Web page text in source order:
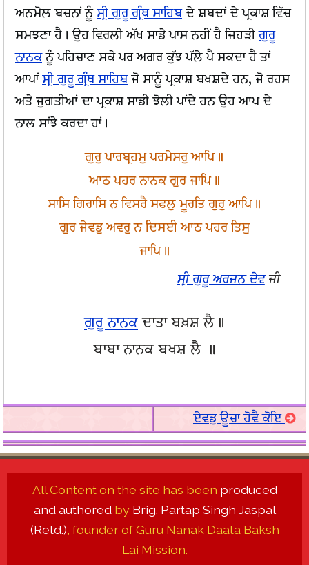
ਅਨਮੋਲ ਬਚਨਾਂ ਨੂੰ ਸ੍ਰੀ ਗੁਰੂ ਗ੍ਰੰਥ ਸਾਹਿਬਦੇ ਸ਼ਬਦਾਂ ਦੇ ਪ੍ਰਕਾਸ਼ ਵਿੱਚ
ਸਮਝਣਾ ਹੈ। ਉਹ ਵਿਰਲੀ ਅੱਖ ਸਾਡੇ ਪਾਸ ਨਹੀਂ ਹੈ ਜਿਹੜੀਗੁਰੂ
ਨਾਨਕਨੂੰ ਪਹਿਚਾਣ ਸਕੇ ਪਰ ਅਗਰ ਕੁੱਝ ਪੱਲੇ ਪੈ ਸਕਦਾ ਹੈ ਤਾਂ
ਆਪਾਂ ਸ੍ਰੀ ਗੁਰੂ ਗ੍ਰੰਥ ਸਾਹਿਬਜੋ ਸਾਨੂੰ ਪ੍ਰਕਾਸ਼ ਬਖਸ਼ਦੇ ਹਨ, ਜੋ ਰਹਸ
ਅਤੇ ਜੁਗਤੀਆਂ ਦਾ ਪ੍ਰਕਾਸ਼ ਸਾਡੀ ਝੋਲੀ ਪਾਂਦੇ ਹਨ ਉਹ ਆਪ ਦੇ
ਨਾਲ ਸਾਂਝੇ ਕਰਦਾ ਹਾਂ।
ਗੁਰੁ ਪਾਰਬ੍ਰਹਮੁ ਪਰਮੇਸਰੁ ਆਪਿ॥
ਆਠ ਪਹਰ ਨਾਨਕ ਗੁਰ ਜਾਪਿ॥
ਸਾਸਿ ਗਿਰਾਸਿ ਨ ਵਿਸਰੈ ਸਫਲੁ ਮੂਰਤਿ ਗੁਰੁ ਆਪਿ॥
ਗੁਰ ਜੇਵਡੁ ਅਵਰੁ ਨ ਦਿਸਈ ਆਠ ਪਹਰ ਤਿਸੁ
ਜਾਪਿ॥
ਸ੍ਰੀ ਗੁਰੂ ਅਰਜਨ ਦੇਵਜੀ
ਗੁਰੂ ਨਾਨਕ ਦਾਤਾ ਬਖ਼ਸ਼ ਲੈ॥
ਬਾਬਾ ਨਾਨਕ ਬਖਸ਼ ਲੈ ॥
ਏਵਡੁ ਊਚਾ ਹੋਵੈ ਕੋਇ
All Content on the site has been produced
and authored by Brig. Partap Singh Jaspal
(Retd.) , founder of Guru Nanak Daata Baksh
Lai Mission.